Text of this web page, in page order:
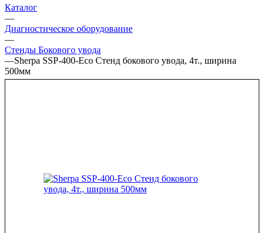
Каталог
—
Диагностическое оборудование
—
Стенды Бокового увода
—Sherpa SSP-400-Eco Стенд бокового увода, 4т., ширина
500мм